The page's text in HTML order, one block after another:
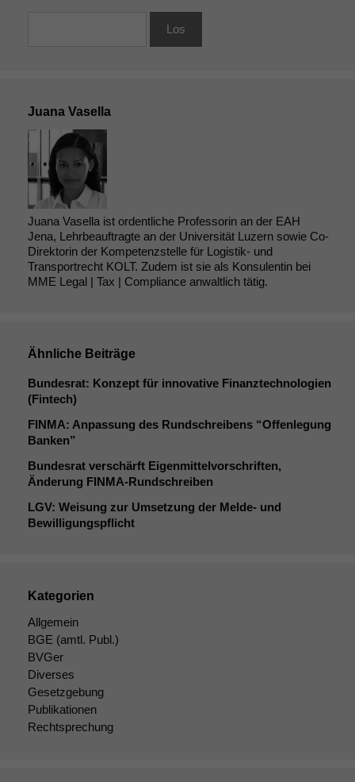
Juana Vasella
Juana Vasella ist ordentliche Professorin an der EAH
Jena, Lehrbeauftragte an der Universität Luzern sowie Co-
Direktorin der Kompetenzstelle für Logistik- und
Transportrecht KOLT. Zudem ist sie als Konsulentin bei
MME Legal | Tax | Compliance anwaltlich tätig.
Ähnliche Beiträge
Bundesrat: Konzept für innovative Finanztechnologien
(Fintech)
FINMA: Anpassung des Rundschreibens “Offenlegung
Banken”
Bundesrat verschärft Eigenmittelvorschriften,
Änderung FINMA-Rundschreiben
LGV: Weisung zur Umsetzung der Melde- und
Bewilligungspflicht
Kategorien
Allgemein
BGE (amtl. Publ.)
BVGer
Diverses
Gesetzgebung
Publikationen
Rechtsprechung